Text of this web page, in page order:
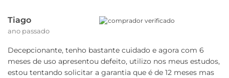
Tiago
ano passado
comprador verificado
Decepcionante, tenho bastante cuidado e agora com 6
meses de uso apresentou defeito, utilizo nos meus estudos,
estou tentando solicitar a garantia que é de 12 meses mas